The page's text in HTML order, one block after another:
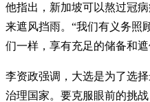
他指出，新加坡可以熬过冠
来遮风挡雨。“我们有义务照
们一样，享有充足的储备和遮
李资政强调，大选是为了选
治理国家。要克服眼前的挑